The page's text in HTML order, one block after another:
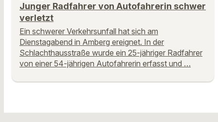
Junger Radfahrer von Autofahrerin schwer
verletzt
Ein schwerer Verkehrsunfall hat sich am
Dienstagabend in Amberg ereignet. In der
Schlachthausstraße wurde ein 25-jähriger Radfahrer
von einer 54-jährigen Autofahrerin erfasst und …